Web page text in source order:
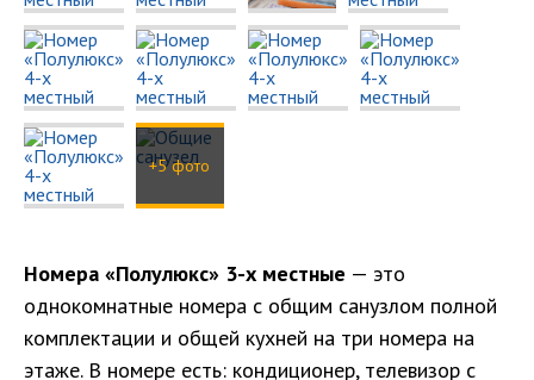
+5 фото
Номера «Полулюкс» 3-х местные — это
однокомнатные номера с общим санузлом полной
комплектации и общей кухней на три номера на
этаже. В номере есть: кондиционер, телевизор с